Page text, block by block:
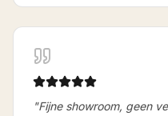
"Fijne showroom, geen